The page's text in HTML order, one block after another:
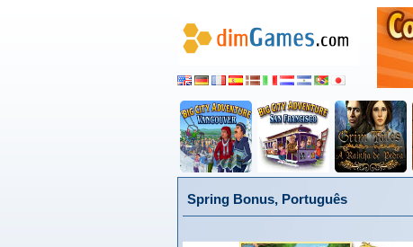
Spring Bonus, Português